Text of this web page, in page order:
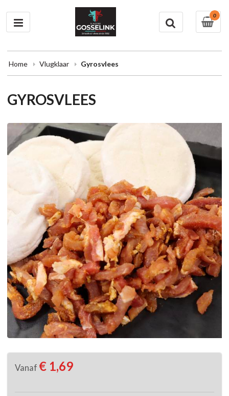
0
Home Vlugklaar Gyrosvlees
GYROSVLEES
Vanaf € 1,69